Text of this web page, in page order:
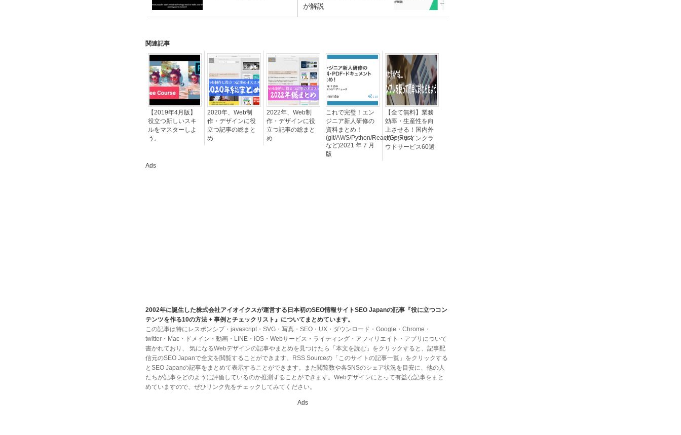
が解説
関連記事
【2019年4月版】
役立つ新しいスキ
ルをマスターしよ
う。
2020年、Web制
作・デザインに役
立つ記事の総まと
め
2022年、Web制
作・デザインに役
立つ記事の総まと
め
これで完璧！エン
ジニア新人研修の
資料まとめ！
(git/AWS/Python/React/Go/Rust
など)2021 年 7 月
版
【全て無料】業務
効率・生産性を向
上させる！国内外
のオンラインクラ
ウドサービス60選
Ads
2002年に誕生した株式会社アイオイクスが運営する日本初のSEO情報サイトSEO Japanの記事『役に立つコン
テンツを作る10の方法 + 事例とチェックリスト』についてまとめています。
この記事は特にレスポンシブ・javascript・SVG・写真・SEO・UX・ダウンロード・Google・Chrome・
twitter・Mac・ドメイン・動画・LINE・iOS・Webサービス・ライティング・アフィリエイト・アプリについて
書かれており、 気になるWebデザインの記事やまとめを見つけたら「本文を読む」をクリックすると、記事配
信元のSEO Japanで全文を閲覧することができます。RSS Sourceの「このサイトの記事一覧」をクリックする
とSEO Japanの記事をまとめて表示することができます。また閲覧数や各SNSのシェア状況を目安に、他の人
たちが記事をどのように評価しているのか推測することができます。Webデザインにとって有益な記事をまと
めていますので、ぜひリンク先をチェックしてみてください。
Ads